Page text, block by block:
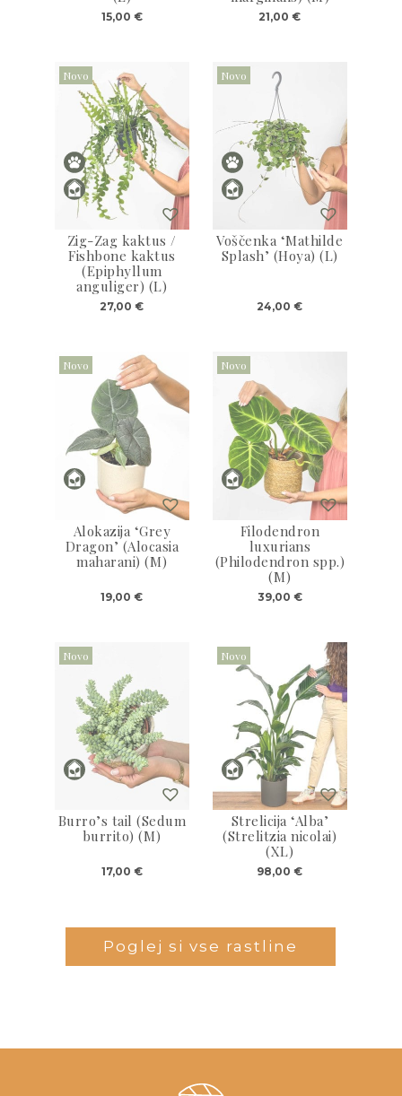
15,00 € 21,00€
Novo
Zig-Zag kaktus /
Fishbone kaktus
(Epiphyllum
anguliger) (L)
27,00€
Novo
Voščenka ‘Mathilde
Splash’ (Hoya) (L)
24,00€
Novo
Alokazija ‘Grey
Dragon’ (Alocasia
maharani) (M)
19,00€
Novo
Filodendron
luxurians
(Philodendron spp.)
(M)
39,00 €
Novo
Burro’s tail (Sedum
burrito) (M)
17,00 €
Novo
Strelicija ‘Alba’
(Strelitzia nicolai)
(XL)
98,00€
Poglej si vse rastline
Preberi prispevek